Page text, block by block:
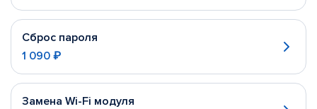
Сброс пароля
1 090 ₽
Замена Wi-Fi модуля